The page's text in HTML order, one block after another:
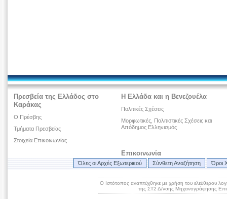
Πρεσβεία της Ελλάδος στο
Καράκας
Ο Πρέσβης
Τμήματα Πρεσβείας
Στοιχεία Επικοινωνίας
Η Ελλάδα και η Βενεζουέλα
Πολιτικές Σχέσεις
Μορφωτικές, Πολιτιστικές Σχέσεις και
Απόδημος Ελληνισμός
Επικοινωνία
Όλες οι Αρχές Εξωτερικού Σύνθετη Αναζήτηση Όροι
Ο Ιστότοπος αναπτύχθηκε με χρήση του ελεύθερου
της ΣΤ2 Δ/νσης Μηχανογράφησης